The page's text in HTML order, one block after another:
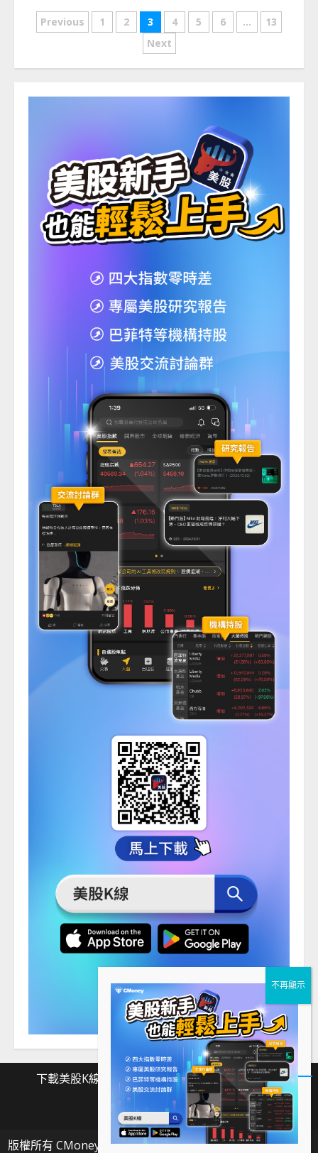
文
分
頁
Previous 1 2 3 4 5 6 ...
13
Next
下載美股K線 Facebook Instagram Twitter
載
美
Facebook
Instagram
Twitter
版權所有 CMoney 全曜財經資訊股份有限公司|MoreNews